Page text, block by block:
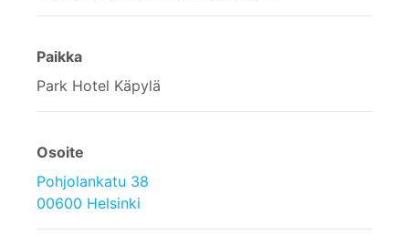
Paikka
Park Hotel Käpylä
Osoite
Pohjolankatu 38
00600 Helsinki